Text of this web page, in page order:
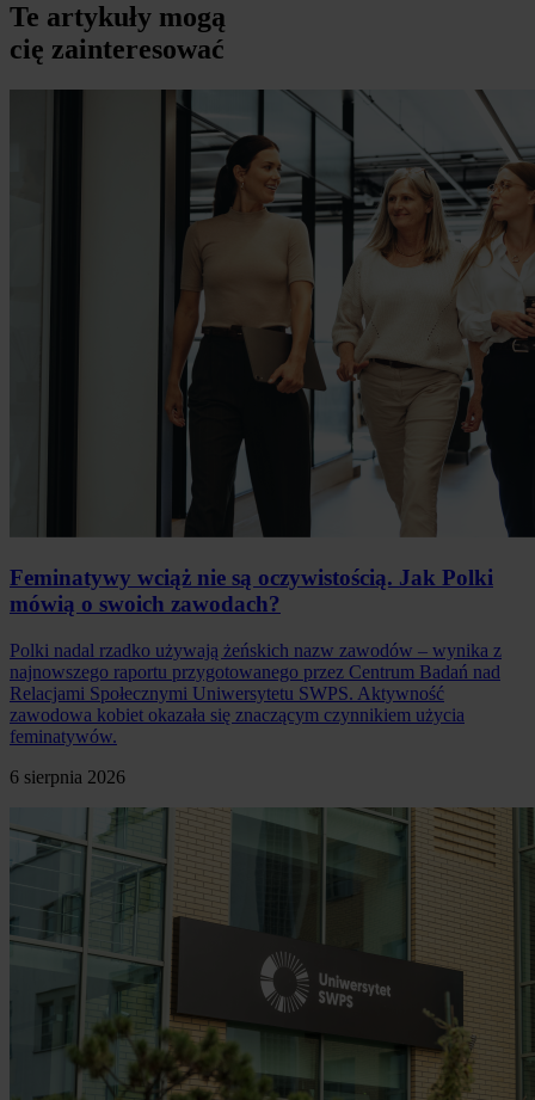
Te artykuły mogą
cię zainteresować
Feminatywy wciąż nie są oczywistością. Jak Polki
mówią o swoich zawodach?
Polki nadal rzadko używają żeńskich nazw zawodów – wynika z
najnowszego raportu przygotowanego przez Centrum Badań nad
Relacjami Społecznymi Uniwersytetu SWPS. Aktywność
zawodowa kobiet okazała się znaczącym czynnikiem użycia
feminatywów.
6 sierpnia 2026